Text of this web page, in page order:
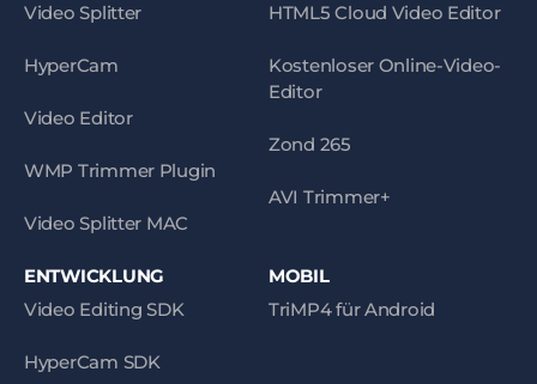
Video Splitter
HyperCam
Video Editor
WMP Trimmer Plugin
Video Splitter MAC
HTML5 Cloud Video Editor
Kostenloser Online-Video-
Editor
Zond 265
AVI Trimmer+
ENTWICKLUNG
Video Editing SDK
HyperCam SDK
MOBIL
TriMP4 für Android